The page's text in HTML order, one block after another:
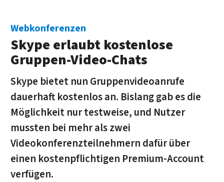
Webkonferenzen
Skype erlaubt kostenlose
Gruppen-Video-Chats
Skype bietet nun Gruppenvideoanrufe
dauerhaft kostenlos an. Bislang gab es die
Möglichkeit nur testweise, und Nutzer
mussten bei mehr als zwei
Videokonferenzteilnehmern dafür über
einen kostenpflichtigen Premium-Account
verfügen.